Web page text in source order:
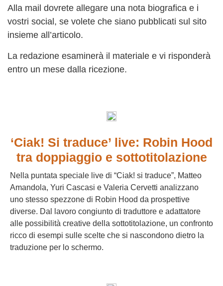
Alla mail dovrete allegare una nota biografica e i
vostri social, se volete che siano pubblicati sul sito
insieme all’articolo.
La redazione esaminerà il materiale e vi risponderà
entro un mese dalla ricezione.
‘Ciak! Si traduce’ live: Robin Hood
tra doppiaggio e sottotitolazione
Nella puntata speciale live di “Ciak! si traduce”, Matteo
Amandola, Yuri Cascasi e Valeria Cervetti analizzano
uno stesso spezzone di Robin Hood da prospettive
diverse. Dal lavoro congiunto di traduttore e adattatore
alle possibilità creative della sottotitolazione, un confronto
ricco di esempi sulle scelte che si nascondono dietro la
traduzione per lo schermo.